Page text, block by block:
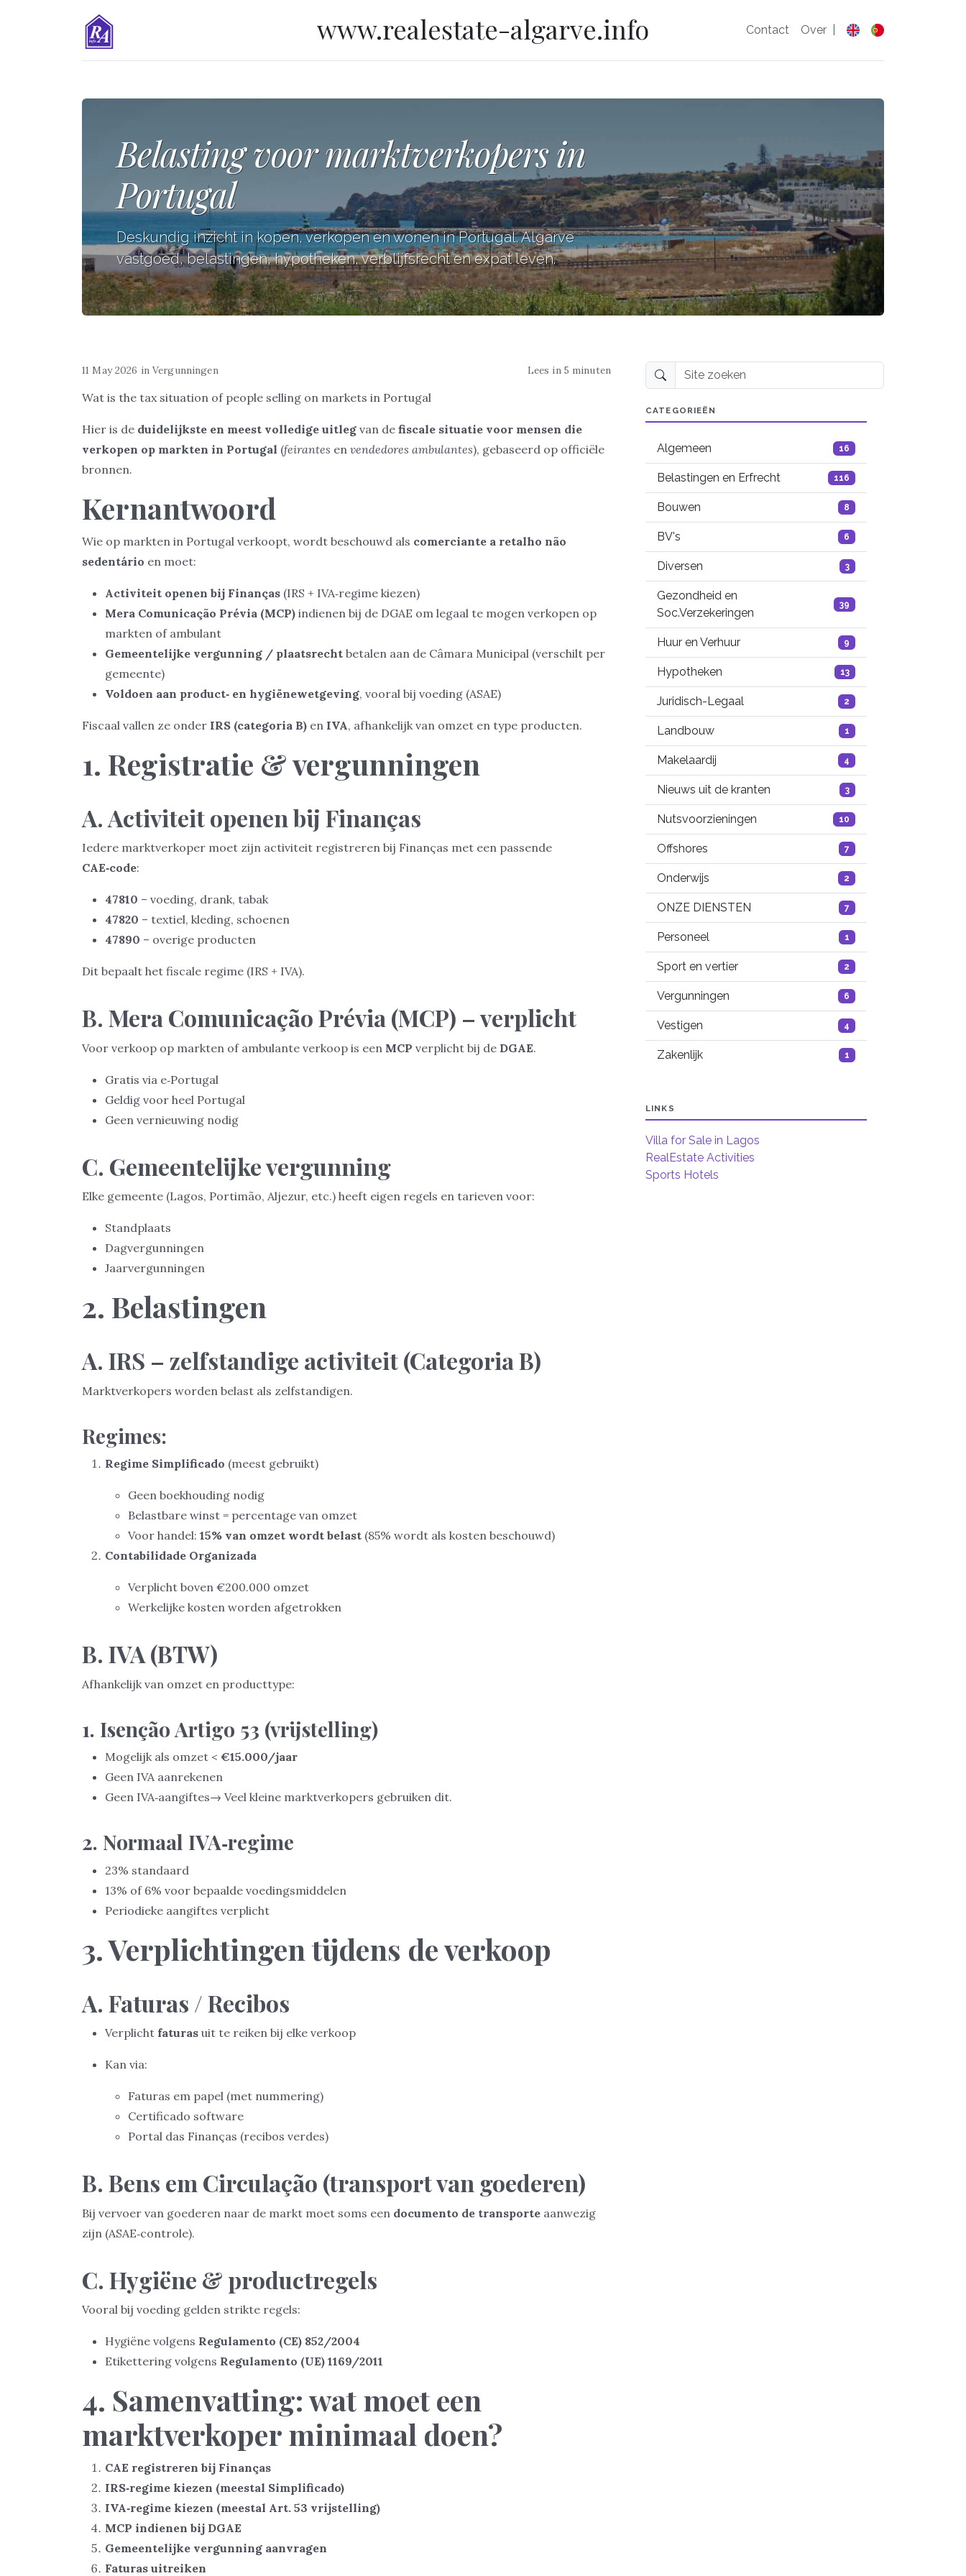
www.realestate-algarve.info Contact Over
Belasting voor marktverkopers in
Portugal
Deskundig inzicht in kopen, verkopen en wonen in Portugal. Algarve
vastgoed, belastingen, hypotheken, verblijfsrecht en expat leven.
11 May 2026 inVergunningen Lees in 5 minuten
Wat is the tax situation of people selling on markets in Portugal
Hier is de duidelijkste en meest volledige uitleg van de fiscale situatie voor mensen die
verkopen op markten in Portugal (feirantes en vendedores ambulantes), gebaseerd op officiële
bronnen.
Kernantwoord
Wie op markten in Portugal verkoopt, wordt beschouwd als comerciante a retalho não
sedentário en moet:
Activiteit openen bij Finanças (IRS + IVA‑regime kiezen)
Mera Comunicação Prévia (MCP) indienen bij de DGAE om legaal te mogen verkopen op
markten of ambulant
Gemeentelijke vergunning / plaatsrecht betalen aan de Câmara Municipal (verschilt per
gemeente)
Voldoen aan product‑ en hygiënewetgeving, vooral bij voeding (ASAE)
Fiscaal vallen ze onder IRS (categoria B) en IVA, afhankelijk van omzet en type producten.
1. Registratie & vergunningen
A. Activiteit openen bij Finanças
Iedere marktverkoper moet zijn activiteit registreren bij Finanças met een passende
CAE‑code:
47810 – voeding, drank, tabak
47820 – textiel, kleding, schoenen
47890 – overige producten
Dit bepaalt het fiscale regime (IRS + IVA).
B. Mera Comunicação Prévia (MCP) – verplicht
Voor verkoop op markten of ambulante verkoop is een MCP verplicht bij de DGAE.
Gratis via e‑Portugal
Geldig voor heel Portugal
Geen vernieuwing nodig
C. Gemeentelijke vergunning
Elke gemeente (Lagos, Portimão, Aljezur, etc.) heeft eigen regels en tarieven voor:
Standplaats
Dagvergunningen
Jaarvergunningen
2. Belastingen
A. IRS – zelfstandige activiteit (Categoria B)
Marktverkopers worden belast als zelfstandigen.
Regimes:
Regime Simplificado (meest gebruikt)
Geen boekhouding nodig
Belastbare winst = percentage van omzet
Voor handel: 15% van omzet wordt belast (85% wordt als kosten beschouwd)
Contabilidade Organizada
Verplicht boven €200.000 omzet
Werkelijke kosten worden afgetrokken
B. IVA (BTW)
Afhankelijk van omzet en producttype:
1. Isenção Artigo 53 (vrijstelling)
Mogelijk als omzet < €15.000/jaar
Geen IVA aanrekenen
Geen IVA‑aangiftes→ Veel kleine marktverkopers gebruiken dit.
2. Normaal IVA‑regime
23% standaard
13% of 6% voor bepaalde voedingsmiddelen
Periodieke aangiftes verplicht
3. Verplichtingen tijdens de verkoop
A. Faturas / Recibos
Verplicht faturas uit te reiken bij elke verkoop
Kan via:
Faturas em papel (met nummering)
Certificado software
Portal das Finanças (recibos verdes)
B. Bens em Circulação (transport van goederen)
Bij vervoer van goederen naar de markt moet soms een documento de transporte aanwezig
zijn (ASAE‑controle).
C. Hygiëne & productregels
Vooral bij voeding gelden strikte regels:
Hygiëne volgens Regulamento (CE) 852/2004
Etikettering volgens Regulamento (UE) 1169/2011
4. Samenvatting: wat moet een
marktverkoper minimaal doen?
CAE registreren bij Finanças
IRS‑regime kiezen (meestal Simplificado)
IVA‑regime kiezen (meestal Art. 53 vrijstelling)
MCP indienen bij DGAE
Gemeentelijke vergunning aanvragen
Faturas uitreiken
CATEGORIEËN
Algemeen 16
Belastingen en Erfrecht 116
Bouwen 8
BV's 6
Diversen 3
Gezondheid en
Soc.Verzekeringen
39
Huur en Verhuur 9
Hypotheken 13
Juridisch-Legaal 2
Landbouw 1
Makelaardij 4
Nieuws uit de kranten 3
Nutsvoorzieningen 10
Offshores 7
Onderwijs 2
ONZE DIENSTEN 7
Personeel 1
Sport en vertier 2
Vergunningen 6
Vestigen 4
Zakenlijk 1
LINKS
Villa for Sale in Lagos
RealEstate Activities
Sports Hotels